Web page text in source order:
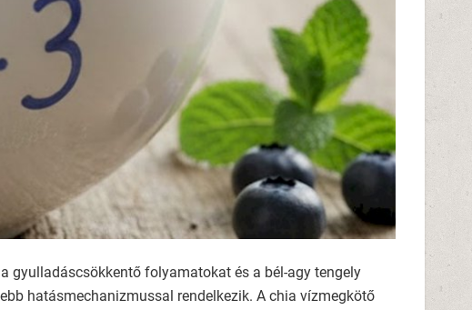
gyulladáscsökkentő folyamatokat és a bél-agy tengely
hatásmechanizmussal rendelkezik. A chia vízmegkötő